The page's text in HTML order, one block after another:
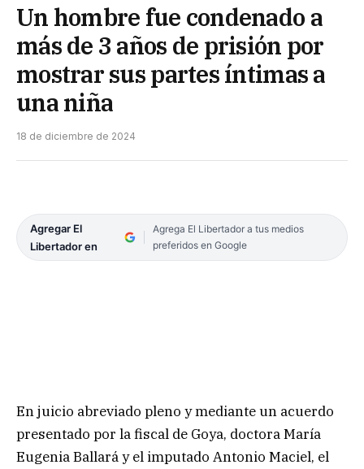
Un hombre fue condenado a
más de 3 años de prisión por
mostrar sus partes íntimas a
una niña
18 de diciembre de 2024
Agregar El
Libertador en
Agrega El Libertador a tus medios
preferidos en Google
En juicio abreviado pleno y mediante un acuerdo
presentado por la fiscal de Goya, doctora María
Eugenia Ballará y el imputado Antonio Maciel, el